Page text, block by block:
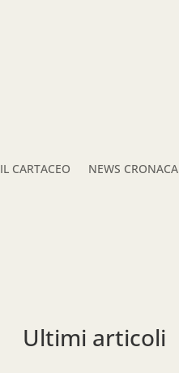
IL CARTACEO NEWS CRONACA
Ultimi articoli